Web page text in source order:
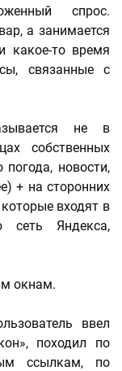
спрос.
а занимается
то время
связанные с
не в
собственных
новости,
+ на сторонних
входят в
сеть Яндекса,
окнам.
ввел
походил по
ссылкам, по